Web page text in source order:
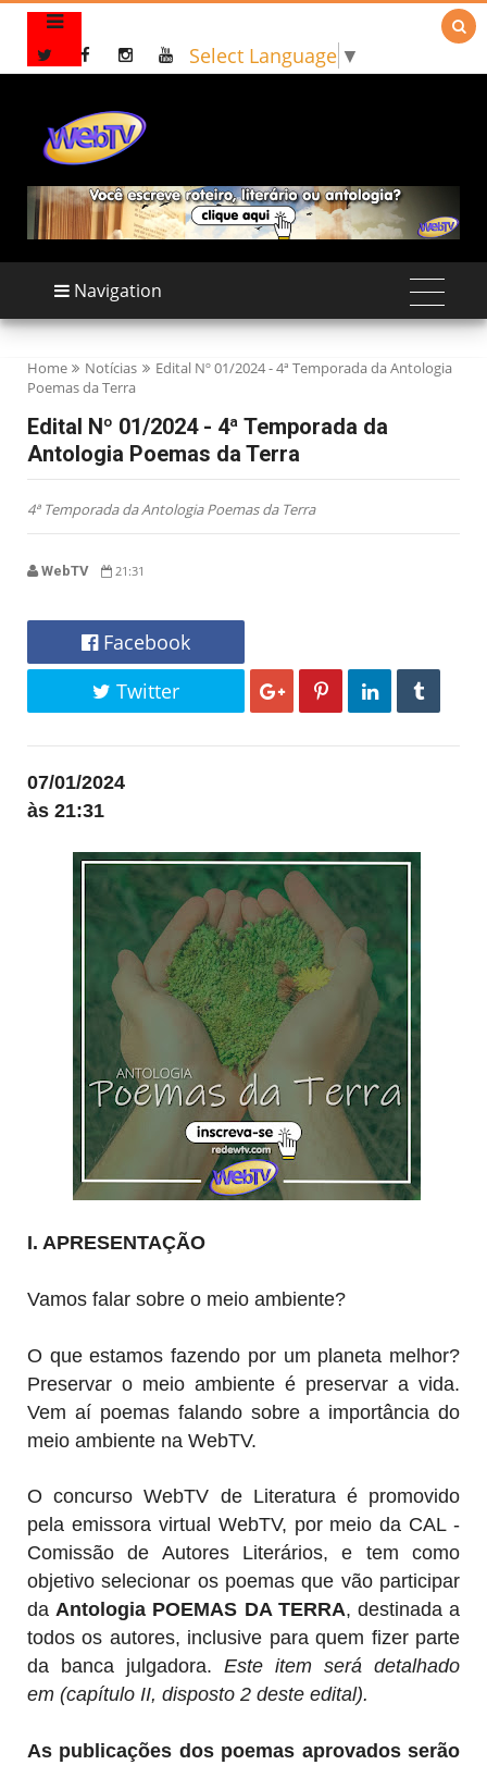
Select Language ▼

Navigation
Home Notícias
Edital Nº 01/2024 - 4ª Temporada da Antologia
Poemas da Terra
Edital Nº 01/2024 - 4ª Temporada da
Antologia Poemas da Terra
4ª Temporada da Antologia Poemas da Terra
WebTV 21:31
Facebook
Twitter
07/01/2024
às 21:31
I. APRESENTAÇÃO
Vamos falar sobre o meio ambiente?
O que estamos fazendo por um planeta melhor?
Preservar o meio ambiente é preservar a vida.
Vem aí poemas falando sobre a importância do
meio ambiente na WebTV.
O concurso WebTV de Literatura é promovido
pela emissora virtual WebTV, por meio da CAL -
Comissão de Autores Literários, e tem como
objetivo selecionar os poemas que vão participar
daAntologia POEMAS DA TERRA, destinada a
todos os autores, inclusive para quem fizer parte
da banca julgadora. Este item será detalhado
em (capítulo II, disposto 2 deste edital).
As publicações dos poemas aprovados serão